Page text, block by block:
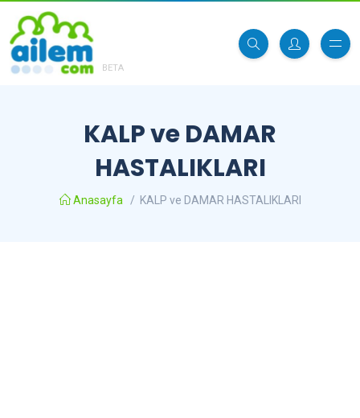
BETA
KALP ve DAMAR
HASTALIKLARI
Anasayfa / KALP ve DAMAR HASTALIKLARI